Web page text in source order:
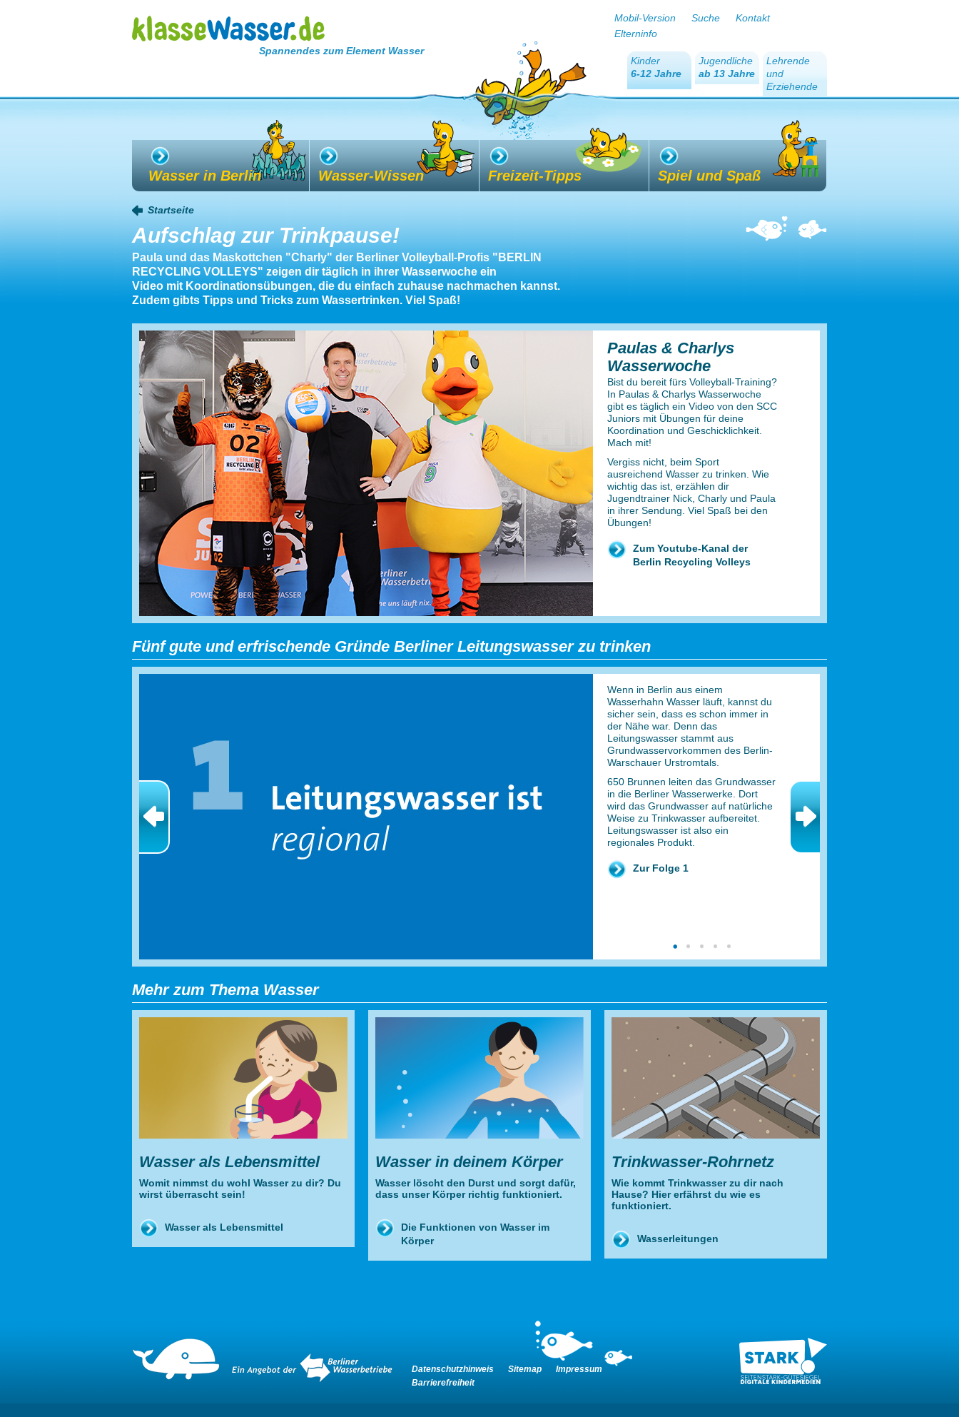
Spannendes zum Element Wasser
Mobil-Version Suche
Kontakt
Elterninfo
Kinder
6-12 Jahre
Jugendliche
ab 13 Jahre
Lehrende
und
Erziehende
Wasser in Berlin Wasser-Wissen Freizeit-Tipps Spiel und Spaß
Startseite
Aufschlag zur Trinkpause!
Paula und das Maskottchen "Charly" der Berliner Volleyball-Profis "BERLIN
RECYCLING VOLLEYS" zeigen dir täglich in ihrer Wasserwoche ein
Video mit Koordinationsübungen, die du einfach zuhause nachmachen kannst.
Zudem gibts Tipps und Tricks zum Wassertrinken. Viel Spaß!
Paulas & Charlys
Wasserwoche
Bist du bereit fürs Volleyball-Training?
In Paulas & Charlys Wasserwoche
gibt es täglich ein Video von den SCC
Juniors mit Übungen für deine
Koordination und Geschicklichkeit.
Mach mit!
Vergiss nicht, beim Sport
ausreichend Wasser zu trinken. Wie
wichtig das ist, erzählen dir
Jugendtrainer Nick, Charly und Paula
in ihrer Sendung. Viel Spaß bei den
Übungen!
Zum Youtube-Kanal der
Berlin Recycling Volleys
Fünf gute und erfrischende Gründe Berliner Leitungswasser zu trinken
Wenn in Berlin aus einem
Wasserhahn Wasser läuft, kannst du
sicher sein, dass es schon immer in
der Nähe war. Denn das
Leitungswasser stammt aus
Grundwasservorkommen des Berlin-
Warschauer Urstromtals.
650 Brunnen leiten das Grundwasser
in die Berliner Wasserwerke. Dort
wird das Grundwasser auf natürliche
Weise zu Trinkwasser aufbereitet.
Leitungswasser ist also ein
regionales Produkt.
Zur Folge 1
Mehr zum Thema Wasser
Wasser als Lebensmittel
Womit nimmst du wohl Wasser zu dir? Du
wirst überrascht sein!
Wasser als Lebensmittel
Wasser in deinem Körper
Wasser löscht den Durst und sorgt dafür,
dass unser Körper richtig funktioniert.
Die Funktionen von Wasser im
Körper
Trinkwasser-Rohrnetz
Wie kommt Trinkwasser zu dir nach
Hause? Hier erfährst du wie es
funktioniert.
Wasserleitungen
Datenschutzhinweis Sitemap
Impressum
Barrierefreiheit